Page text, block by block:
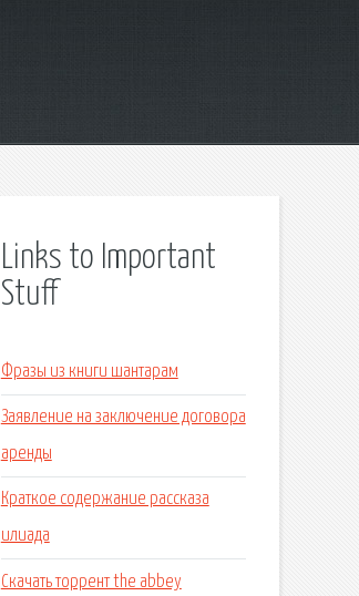
Links to Important
Stuff
Фразы из книги шантарам
Заявление на заключение договора
аренды
Краткое содержание рассказа
илиада
Скачать торрент the abbey